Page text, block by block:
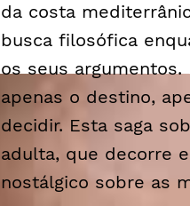
da costa
busca filosófica
os seus
apenas o destino,
decidir. Esta saga
adulta, que decorre
nostálgico sobre as